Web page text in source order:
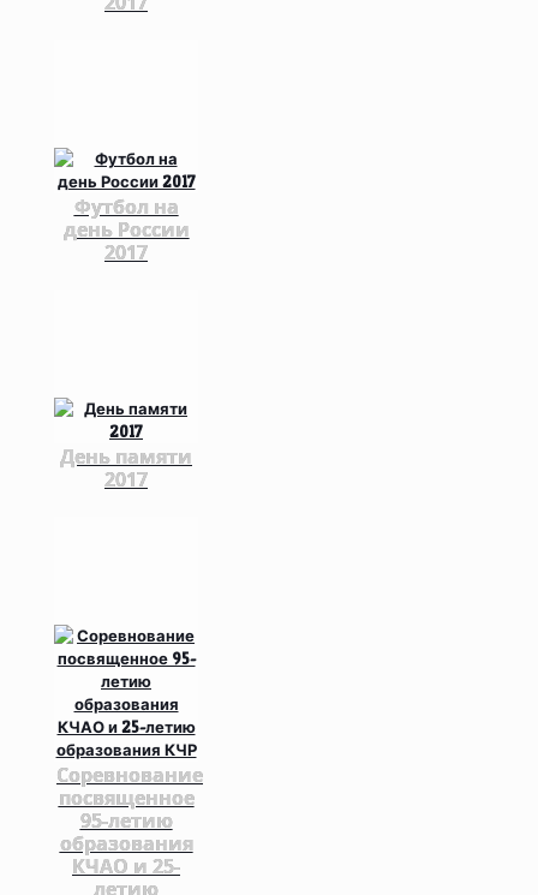
Футбол на
день России
2017
День памяти
2017
Соревнование
посвященное
95-летию
образования
КЧАО и 25-
летию